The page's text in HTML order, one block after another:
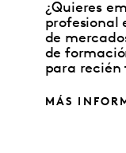
¿Quieres
profesional
de
de
para recién
MÁS